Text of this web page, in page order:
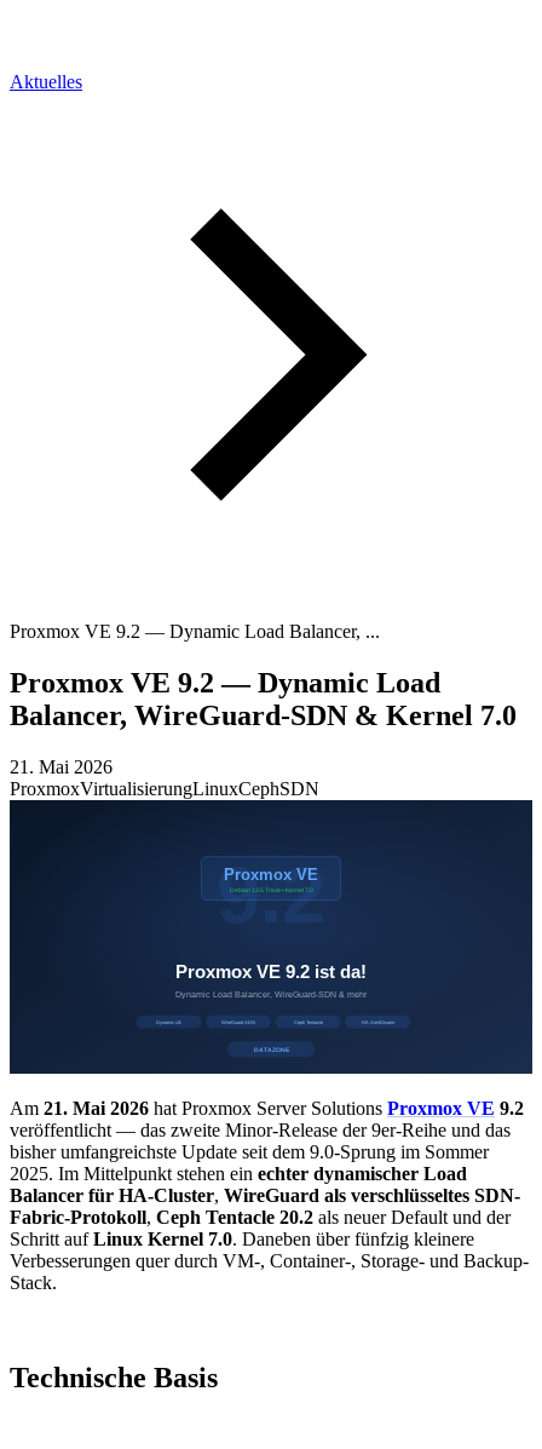
Aktuelles
Proxmox VE 9.2 — Dynamic Load Balancer, ...
Proxmox VE 9.2 — Dynamic Load
Balancer, WireGuard-SDN & Kernel 7.0
21. Mai 2026
ProxmoxVirtualisierungLinuxCephSDN
Am 21. Mai 2026 hat Proxmox Server Solutions Proxmox VE 9.2
veröffentlicht — das zweite Minor-Release der 9er-Reihe und das
bisher umfangreichste Update seit dem 9.0-Sprung im Sommer
2025. Im Mittelpunkt stehen ein echter dynamischer Load
Balancer für HA-Cluster, WireGuard als verschlüsseltes SDN-
Fabric-Protokoll, Ceph Tentacle 20.2 als neuer Default und der
Schritt aufLinux Kernel 7.0. Daneben über fünfzig kleinere
Verbesserungen quer durch VM-, Container-, Storage- und Backup-
Stack.
Technische Basis